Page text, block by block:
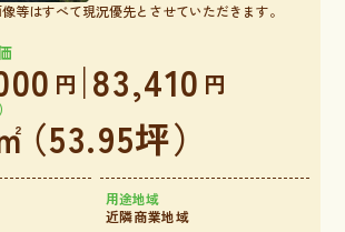
等はすべて現況優先とさせていただきます。
円｜83,410 円
（53.95坪）
用途地域
近隣商業地域